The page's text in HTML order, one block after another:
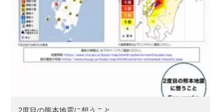
2度目の熊本地震に想うこと